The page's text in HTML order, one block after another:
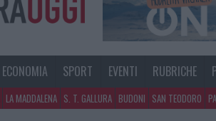
ECONOMIA SPORT EVENTI RUBRICHE
LA MADDALENA S. T. GALLURA BUDONI SAN TEODORO